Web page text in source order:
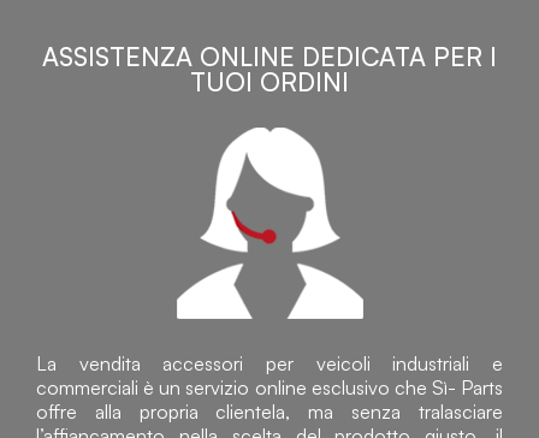
ASSISTENZA ONLINE DEDICATA PER I
TUOI ORDINI
La vendita accessori per veicoli industriali e
commerciali è un servizio online esclusivo che Sì- Parts
offre alla propria clientela, ma senza tralasciare